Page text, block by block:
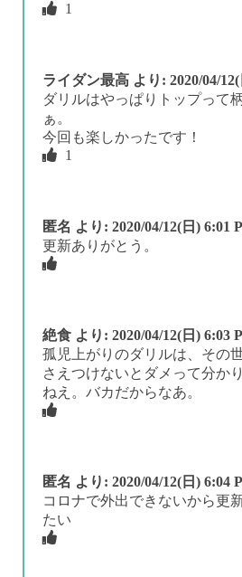
1
ライダン最高 より: 2020/04/
ダリルはやっぱりトップって
ぁ。
今回も楽しかったです！
1
匿名 より: 2020/04/12(日) 6:01
更新ありがとう。
絶食 より: 2020/04/12(日) 6:03
孤児上がりのダリルは、その
さえつけないとダメって分か
ねえ。バカだからなあ。
匿名 より: 2020/04/12(日) 6:04
コロナで外出できないから更
たい